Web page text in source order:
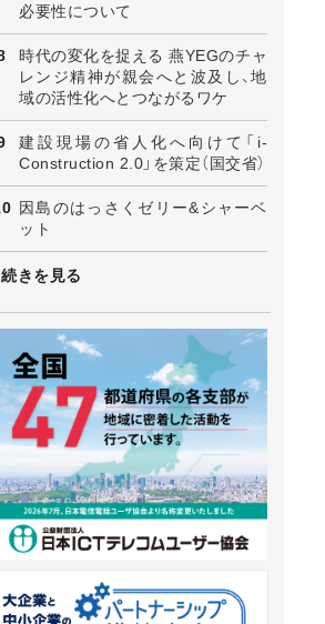
必要性について
時代の変化を捉える 燕YEGのチャ
レンジ精神が親会へと波及し、地
域の活性化へとつながるワケ
建設現場の省人化へ向けて「i-
Construction 2.0」を策定（国交省）
因島のはっさくゼリー&シャーベ
ット
続きを見る